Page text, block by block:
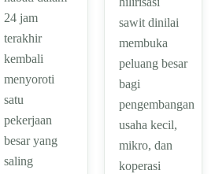
24 jam
terakhir
kembali
menyoroti
satu
pekerjaan
besar yang
saling
sawit dinilai
membuka
peluang besar
bagi
pengembangan
usaha kecil,
mikro, dan
koperasi